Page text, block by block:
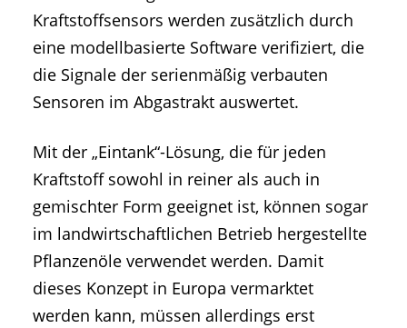
Kraftstoffsensors werden zusätzlich durch
eine modellbasierte Software verifiziert, die
die Signale der serienmäßig verbauten
Sensoren im Abgastrakt auswertet.
Mit der „Eintank“-Lösung, die für jeden
Kraftstoff sowohl in reiner als auch in
gemischter Form geeignet ist, können sogar
im landwirtschaftlichen Betrieb hergestellte
Pflanzenöle verwendet werden. Damit
dieses Konzept in Europa vermarktet
werden kann, müssen allerdings erst